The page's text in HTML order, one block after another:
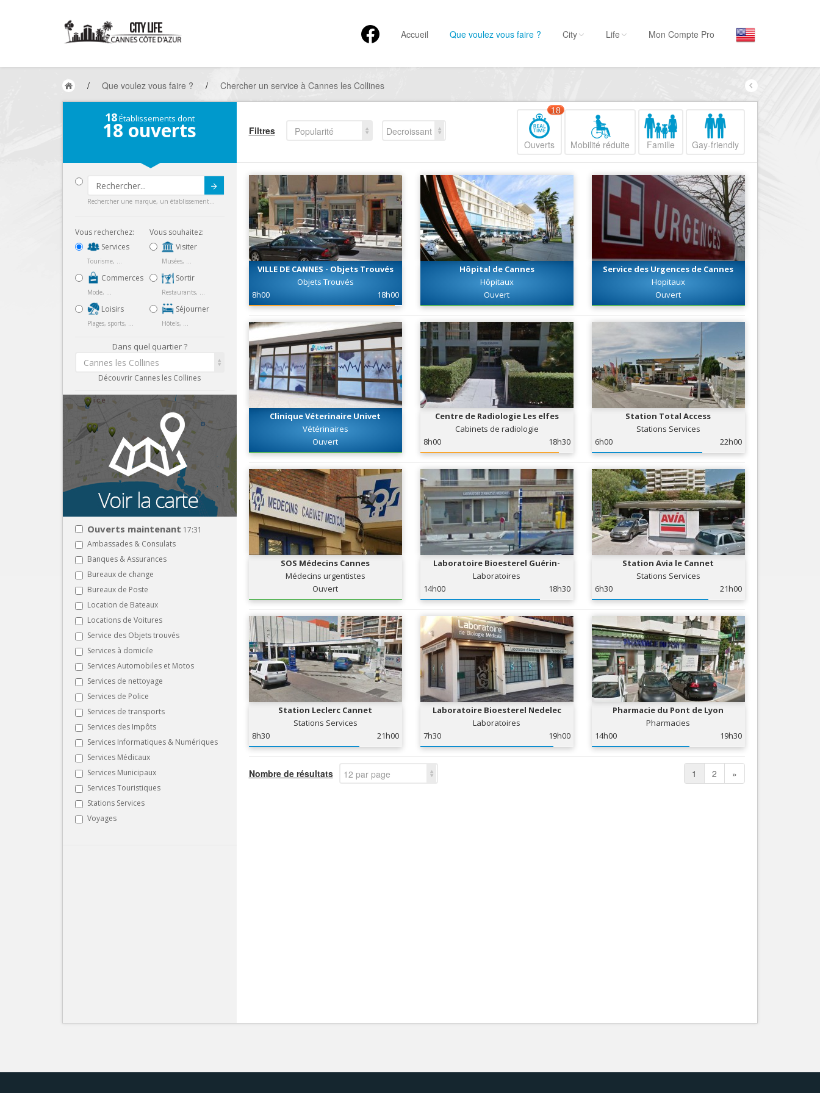
Accueil Que voulez vous faire ?
Hôtels, ...
Visiter
Sortir
Restaurants, ...
Commerces
Mode, ...
Loisirs
Plages, sports, ...
Tourisme, ...
City Life Mon Compte Pro
/ Que voulez vous faire ? / Chercher un service à Cannes les Collines
18Établissements dont
18 ouverts
Rechercher une marque, un établissement...
Vous recherchez:
Services
Tourisme, ...
Commerces
Mode, ...
Loisirs
Plages, sports, ...
Vous souhaitez:
Visiter
Musées, ...
Sortir
Restaurants, ...
Séjourner
Hôtels, ...
Dans quel quartier ?
Cannes les Collines
Découvrir Cannes les Collines
Ouverts maintenant 17:31
Ambassades & Consulats
Banques & Assurances
Bureaux de change
Bureaux de Poste
Location de Bateaux
Locations de Voitures
Service des Objets trouvés
Services à domicile
Services Automobiles et Motos
Services de nettoyage
Services de Police
Services de transports
Services des Impôts
Services Informatiques & Numériques
Services Médicaux
Services Municipaux
Services Touristiques
Stations Services
Voyages
Filtres Popularité
Decroissant
Ouverts
18
Mobilité réduite Famille Gay-friendly
VILLE DE CANNES - Objets Trouvés
Objets Trouvés
8h00
18h00
Hôpital de Cannes
Hôpitaux
Ouvert
Service des Urgences de Cannes
Hopitaux
Ouvert
Clinique Véterinaire Univet
Vétérinaires
Ouvert
Centre de Radiologie Les elfes
Cabinets de radiologie
8h00
18h30
Station Total Access
Stations Services
6h00
22h00
SOS Médecins Cannes
Médecins urgentistes
Ouvert
Laboratoire Bioesterel Guérin-
Nigoux
Laboratoires
14h00
18h30
Station Avia le Cannet
Stations Services
6h30
21h00
Station Leclerc Cannet
Stations Services
8h30
21h00
Laboratoire Bioesterel Nedelec
Laboratoires
7h30
19h00
Pharmacie du Pont de Lyon
Pharmacies
14h00
19h30
Nombre de résultats 12 par page 1 2 »